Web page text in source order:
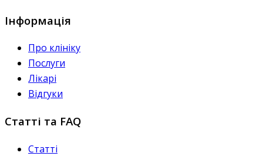
Інформація
Про клініку
Послуги
Лікарі
Відгуки
Статті та FAQ
Статті